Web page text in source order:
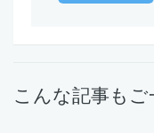
こんな記事も